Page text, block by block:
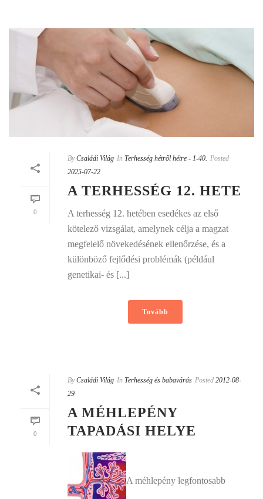
0
By Családi Világ In Terhesség hétről hétre - 1-40.
Posted
2025-07-22
A TERHESSÉG 12. HETE
A terhesség 12. hetében esedékes az első
kötelező vizsgálat, amelynek célja a magzat
megfelelő növekedésének ellenőrzése, és a
különböző fejlődési problémák (például
genetikai- és [...]
Tovább
0
By Családi Világ In Terhesség és babavárás Posted 2012-08-
29
A MÉHLEPÉNY
TAPADÁSI HELYE
A méhlepény legfontosabb